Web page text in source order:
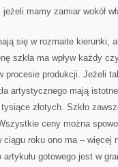
jeżeli mamy zamiar wokół
się w rozmaite kierunki,
szkła ma wpływ każdy
procesie produkcji. Jeżeli
artystycznego mają
złotych. Szkło
ceny można
ciągu roku ono ma –
artykułu gotowego jest w